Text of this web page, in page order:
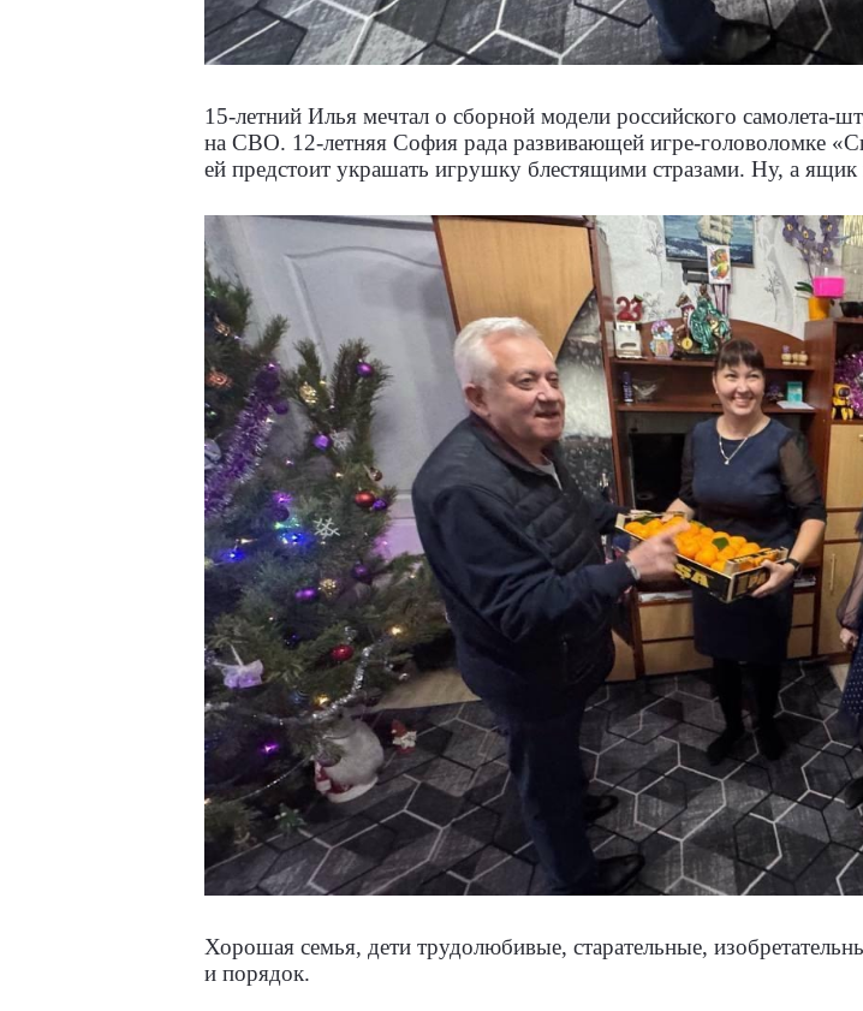
15-летний Илья мечтал о сборной модели российского
на СВО. 12-летняя София рада развивающей игре-головоломке
ей предстоит украшать игрушку блестящими стразами. Ну, а
Хорошая семья, дети трудолюбивые, старательные,
и порядок.